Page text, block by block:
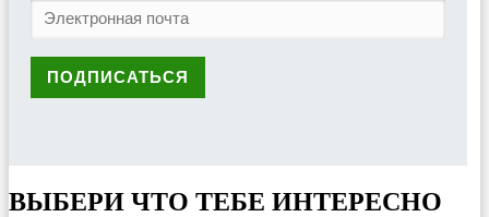
ВЫБЕРИ ЧТО ТЕБЕ ИНТЕРЕСНО